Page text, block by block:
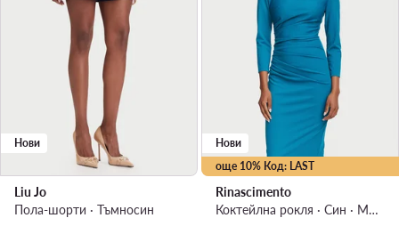
Нови
Liu Jo
Пола-шорти · Тъмносин
още 10% Код: LAST
Нови
Rinascimento
Коктейлна рокля · Син · Миди